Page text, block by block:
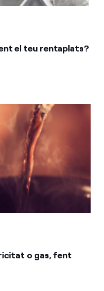
el teu rentaplats?
o gas, fent